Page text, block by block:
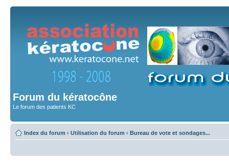
Forum du kératocône
Le forum des patients KC
Index du forum ‹ Utilisation du forum ‹ Bureau de vote et sondages...